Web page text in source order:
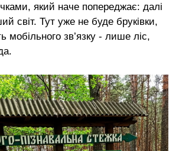
який наче попереджає: далі
світ. Тут уже не буде бруківки,
мобільного зв’язку - лише ліс,